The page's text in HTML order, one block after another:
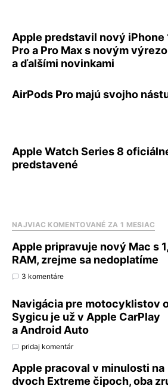
Apple predstavil nový iPhone
Pro a Pro Max s novým
a ďalšími novinkami
AirPods Pro majú svojho
Apple Watch Series 8
predstavené
NAJVIAC KOMENTOVANÉ ZA 1 MESIAC
Apple pripravuje nový Mac s
RAM, zrejme sa nedoplatíme
3 komentáre
Navigácia pre motocyklistov
Sygicu je už v Apple CarPlay
a Android Auto
pridaj komentár
Apple pracoval v minulosti na
dvoch Extreme čipoch, oba